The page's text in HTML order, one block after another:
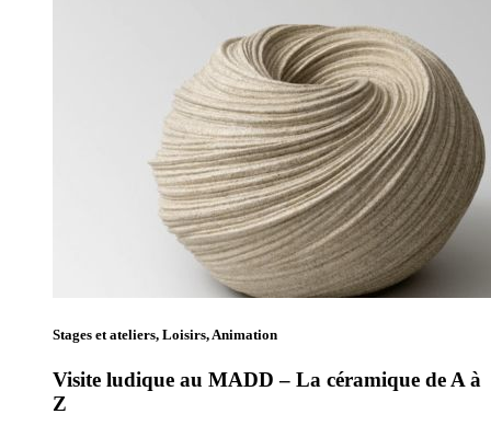
Stages et ateliers, Loisirs, Animation
Visite ludique au MADD – La céramique de A à
Z